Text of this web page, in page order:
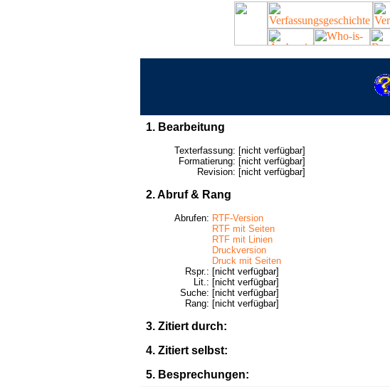
1. Bearbeitung
Texterfassung: [nicht verfügbar]
Formatierung: [nicht verfügbar]
Revision: [nicht verfügbar]
2. Abruf & Rang
Abrufen: RTF-Version
RTF mit Seiten
RTF mit Linien
Druckversion
Druck mit Seiten
Rspr.: [nicht verfügbar]
Lit.: [nicht verfügbar]
Suche: [nicht verfügbar]
Rang: [nicht verfügbar]
3. Zitiert durch:
4. Zitiert selbst:
5. Besprechungen: